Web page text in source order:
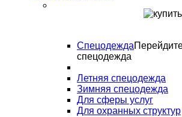
Спецодежда
спецодежда
Летняя спецодежда
Зимняя спецодежда
Для сферы услуг
Для охранных структур